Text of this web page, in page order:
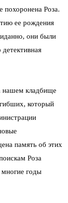
похоронена Роза.
ее рождения
они были
нашем кладбище
который
память об этих
Роза
годы